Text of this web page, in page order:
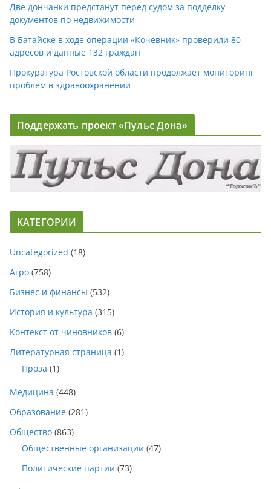
Две дончанки предстанут перед судом за подделку
документов по недвижимости
В Батайске в ходе операции «Кочевник» проверили 80
адресов и данные 132 граждан
Прокуратура Ростовской области продолжает мониторинг
проблем в здравоохранении
Поддержать проект «Пульс Дона»
КАТЕГОРИИ
Uncategorized (18)
Агро (758)
Бизнес и финансы (532)
История и культура (315)
Контекст от чиновников (6)
Литературная страница (1)
Проза (1)
Медицина (448)
Образование (281)
Общество (863)
Общественные организации (47)
Политические партии (73)